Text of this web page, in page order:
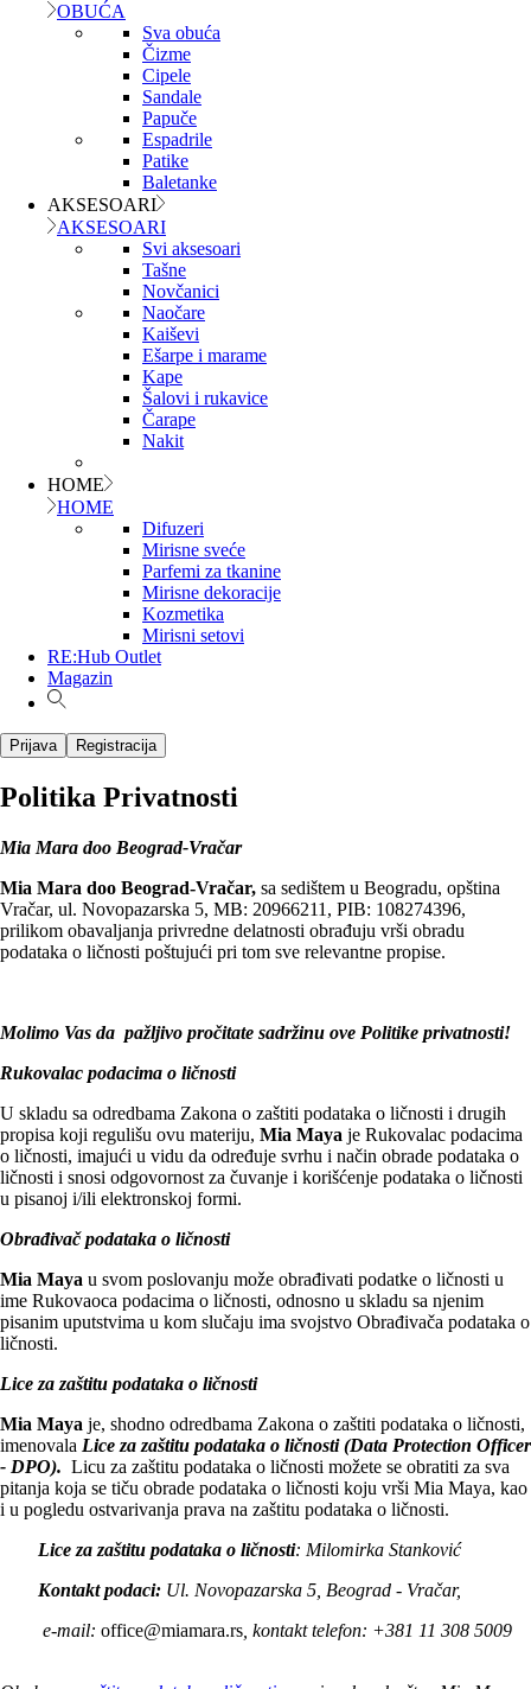
OBUĆA
Sva obuća
Čizme
Cipele
Sandale
Papuče
Espadrile
Patike
Baletanke
AKSESOARI
AKSESOARI
Svi aksesoari
Tašne
Novčanici
Naočare
Kaiševi
Ešarpe i marame
Kape
Šalovi i rukavice
Čarape
Nakit
HOME
HOME
Difuzeri
Mirisne sveće
Parfemi za tkanine
Mirisne dekoracije
Kozmetika
Mirisni setovi
RE:Hub Outlet
Magazin
Prijava Registracija
Politika Privatnosti
Mia Mara doo Beograd-Vračar
Mia Mara doo Beograd-Vračar, sa sedištem u Beogradu, opština
Vračar, ul. Novopazarska 5, MB: 20966211, PIB: 108274396,
prilikom obavaljanja privredne delatnosti obrađuju vrši obradu
podataka o ličnosti poštujući pri tom sve relevantne propise.
Molimo Vas da pažljivo pročitate sadržinu ove Politike privatnosti!
Rukovalac podacima o ličnosti
U skladu sa odredbama Zakona o zaštiti podataka o ličnosti i drugih
propisa koji regulišu ovu materiju, Mia Maya je Rukovalac podacima
o ličnosti, imajući u vidu da određuje svrhu i način obrade podataka o
ličnosti i snosi odgovornost za čuvanje i korišćenje podataka o ličnosti
u pisanoj i/ili elektronskoj formi.
Obrađivač podataka o ličnosti
Mia Maya u svom poslovanju može obrađivati podatke o ličnosti u
ime Rukovaoca podacima o ličnosti, odnosno u skladu sa njenim
pisanim uputstvima u kom slučaju ima svojstvo Obrađivača podataka o
ličnosti.
Lice za zaštitu podataka o ličnosti
Mia Maya je, shodno odredbama Zakona o zaštiti podataka o ličnosti,
imenovala Lice za zaštitu podataka o ličnosti (Data Protection Officer
- DPO). Licu za zaštitu podataka o ličnosti možete se obratiti za sva
pitanja koja se tiču obrade podataka o ličnosti koju vrši Mia Maya, kao
i u pogledu ostvarivanja prava na zaštitu podataka o ličnosti.
Lice za zaštitu podataka o ličnosti: Milomirka Stanković
Kontakt podaci: Ul. Novopazarska 5 , Beograd - Vračar,
e-mail: office@miamara.rs kontakt telefon: +381 11 308 5009